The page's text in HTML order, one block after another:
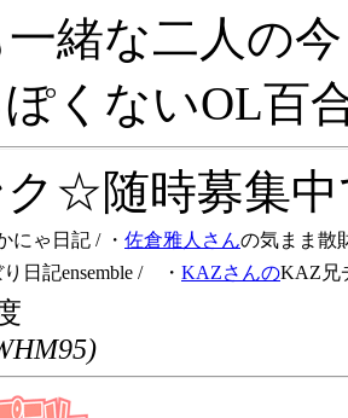
一緒な二人の
くないOL百
ク☆随時募集
にゃ日記 / ・ 佐倉雅人さんの気まま散
日記ensemble / ・ KAZさんのKAZ兄